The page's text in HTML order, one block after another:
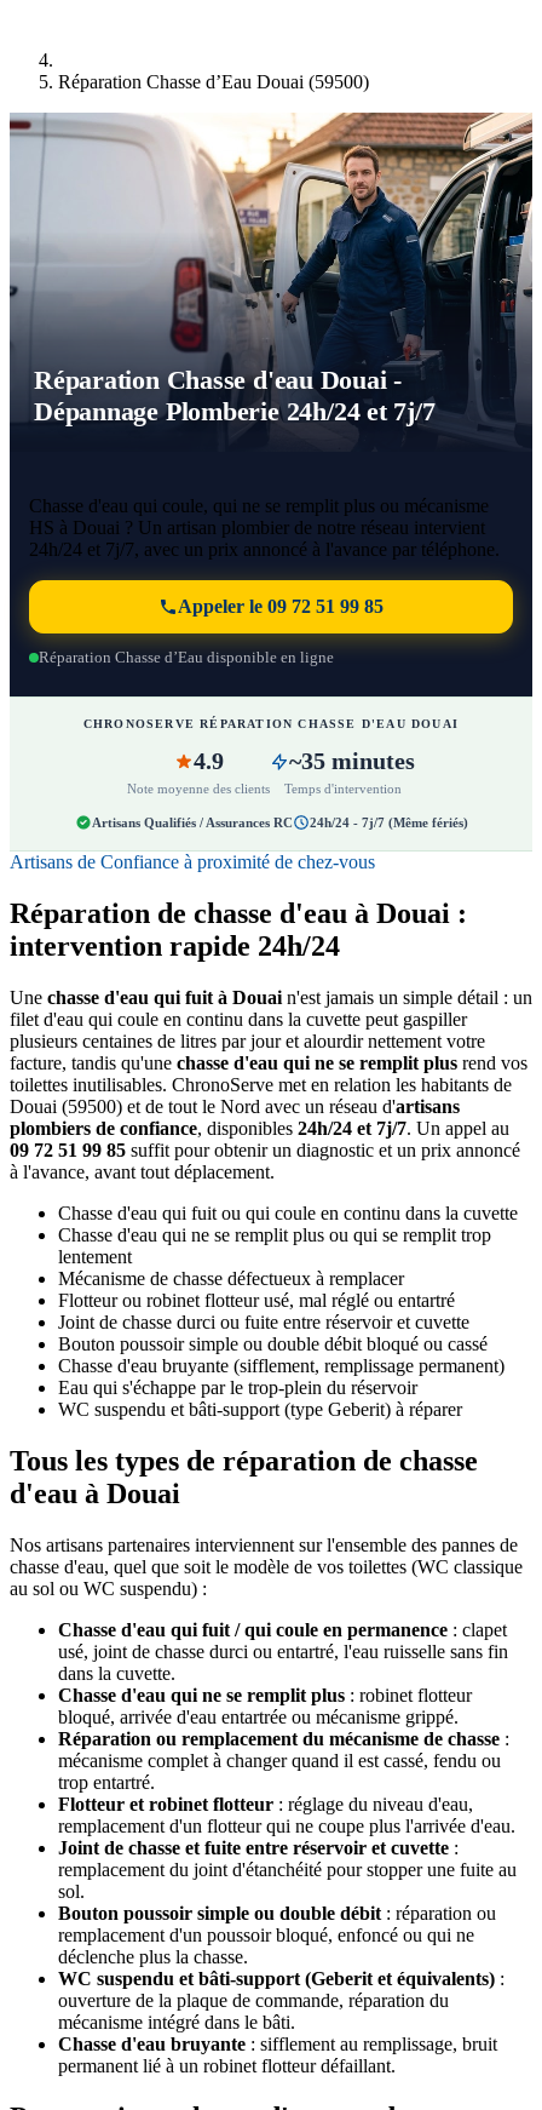
Réparation Chasse d’Eau Douai (59500)
Réparation Chasse d'eau Douai -
Dépannage Plomberie 24h/24 et 7j/7
Chasse d'eau qui coule, qui ne se remplit plus ou mécanisme
HS à Douai ? Un artisan plombier de notre réseau intervient
24h/24 et 7j/7, avec un prix annoncé à l'avance par téléphone.
Appeler le 09 72 51 99 85
Réparation Chasse d’Eau disponible en ligne
CHRONOSERVE RÉPARATION CHASSE D'EAU DOUAI
4.9
Note moyenne des clients
~35 minutes
Temps d'intervention
Artisans Qualifiés / Assurances RC 24h/24 - 7j/7 (Même fériés)
Artisans de Confiance à proximité de chez-vous
Réparation de chasse d'eau à Douai :
intervention rapide 24h/24
Une chasse d'eau qui fuit à Douai n'est jamais un simple détail : un
filet d'eau qui coule en continu dans la cuvette peut gaspiller
plusieurs centaines de litres par jour et alourdir nettement votre
facture, tandis qu'une chasse d'eau qui ne se remplit plus rend vos
toilettes inutilisables. ChronoServe met en relation les habitants de
Douai (59500) et de tout le Nord avec un réseau d'artisans
plombiers de confiance, disponibles 24h/24 et 7j/7. Un appel au
09 72 51 99 85 suffit pour obtenir un diagnostic et un prix annoncé
à l'avance, avant tout déplacement.
Chasse d'eau qui fuit ou qui coule en continu dans la cuvette
Chasse d'eau qui ne se remplit plus ou qui se remplit trop
lentement
Mécanisme de chasse défectueux à remplacer
Flotteur ou robinet flotteur usé, mal réglé ou entartré
Joint de chasse durci ou fuite entre réservoir et cuvette
Bouton poussoir simple ou double débit bloqué ou cassé
Chasse d'eau bruyante (sifflement, remplissage permanent)
Eau qui s'échappe par le trop-plein du réservoir
WC suspendu et bâti-support (type Geberit) à réparer
Tous les types de réparation de chasse
d'eau à Douai
Nos artisans partenaires interviennent sur l'ensemble des pannes de
chasse d'eau, quel que soit le modèle de vos toilettes (WC classique
au sol ou WC suspendu) :
Chasse d'eau qui fuit / qui coule en permanence : clapet
usé, joint de chasse durci ou entartré, l'eau ruisselle sans fin
dans la cuvette.
Chasse d'eau qui ne se remplit plus : robinet flotteur
bloqué, arrivée d'eau entartrée ou mécanisme grippé.
Réparation ou remplacement du mécanisme de chasse :
mécanisme complet à changer quand il est cassé, fendu ou
trop entartré.
Flotteur et robinet flotteur : réglage du niveau d'eau,
remplacement d'un flotteur qui ne coupe plus l'arrivée d'eau.
Joint de chasse et fuite entre réservoir et cuvette :
remplacement du joint d'étanchéité pour stopper une fuite au
sol.
Bouton poussoir simple ou double débit : réparation ou
remplacement d'un poussoir bloqué, enfoncé ou qui ne
déclenche plus la chasse.
WC suspendu et bâti-support (Geberit et équivalents) :
ouverture de la plaque de commande, réparation du
mécanisme intégré dans le bâti.
Chasse d'eau bruyante : sifflement au remplissage, bruit
permanent lié à un robinet flotteur défaillant.